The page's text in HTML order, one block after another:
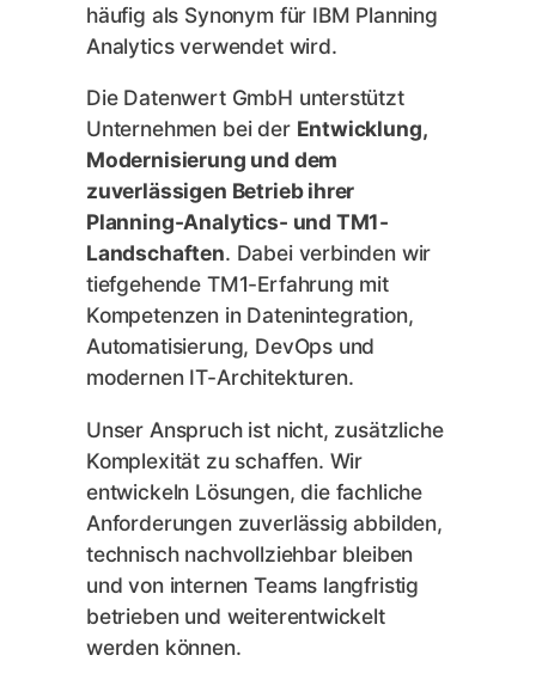
häufig als Synonym für IBM Planning
Analytics verwendet wird.
Die Datenwert GmbH unterstützt
Unternehmen bei der Entwicklung,
Modernisierung und dem
zuverlässigen Betrieb ihrer
Planning-Analytics- und TM1-
Landschaften. Dabei verbinden wir
tiefgehende TM1-Erfahrung mit
Kompetenzen in Datenintegration,
Automatisierung, DevOps und
modernen IT-Architekturen.
Unser Anspruch ist nicht, zusätzliche
Komplexität zu schaffen. Wir
entwickeln Lösungen, die fachliche
Anforderungen zuverlässig abbilden,
technisch nachvollziehbar bleiben
und von internen Teams langfristig
betrieben und weiterentwickelt
werden können.